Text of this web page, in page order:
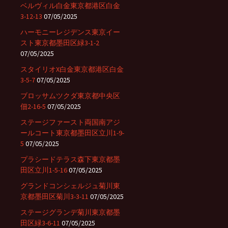
ベルヴィル白金東京都港区白金
3-12-13 07/05/2025
ハーモニーレジデンス東京イー
スト東京都墨田区緑3-1-2
07/05/2025
スタイリオX白金東京都港区白金
3-5-707/05/2025
ブロッサムツクダ東京都中央区
佃2-16-5 07/05/2025
ステージファースト両国南アジ
ールコート東京都墨田区立川1-9-
5 07/05/2025
プラシードテラス森下東京都墨
田区立川1-5-1607/05/2025
グランドコンシェルジュ菊川東
京都墨田区菊川3-3-11 07/05/2025
ステージグランデ菊川東京都墨
田区緑3-6-11 07/05/2025